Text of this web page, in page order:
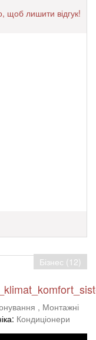
щоб лишити відгук!
Бізнес (12)
, Монтажні
Кондиціонери